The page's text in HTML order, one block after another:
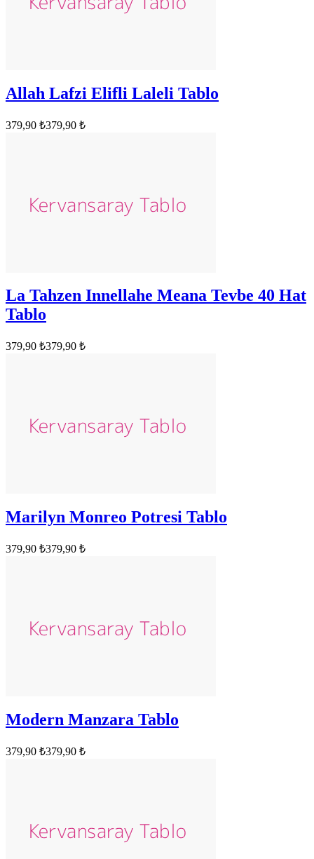
Allah Lafzi Elifli Laleli Tablo
379,90 ₺379,90 ₺
La Tahzen Innellahe Meana Tevbe 40 Hat
Tablo
379,90 ₺379,90 ₺
Marilyn Monreo Potresi Tablo
379,90 ₺379,90 ₺
Modern Manzara Tablo
379,90 ₺379,90 ₺